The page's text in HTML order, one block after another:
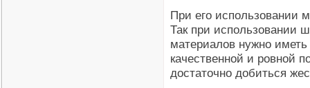
При его использовании
Так при использовании
материалов нужно
качественной и ровной
достаточно добиться